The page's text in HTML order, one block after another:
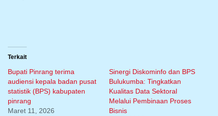
Terkait
Bupati Pinrang terima
audiensi kepala badan pusat
statistik (BPS) kabupaten
pinrang
Maret 11, 2026
Sinergi Diskominfo dan BPS
Bulukumba: Tingkatkan
Kualitas Data Sektoral
Melalui Pembinaan Proses
Bisnis